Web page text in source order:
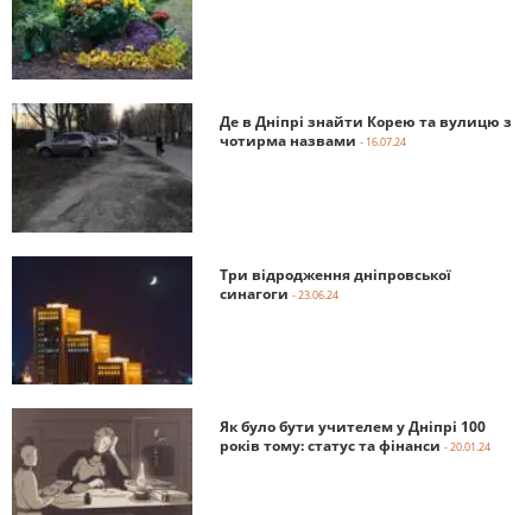
Де в Дніпрі знайти Корею та вулицю з
чотирма назвами - 16.07.24
Три відродження дніпровської
синагоги - 23.06.24
Як було бути учителем у Дніпрі 100
років тому: статус та фінанси - 20.01.24